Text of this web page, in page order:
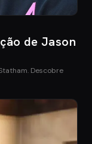
de Jason
Descobre